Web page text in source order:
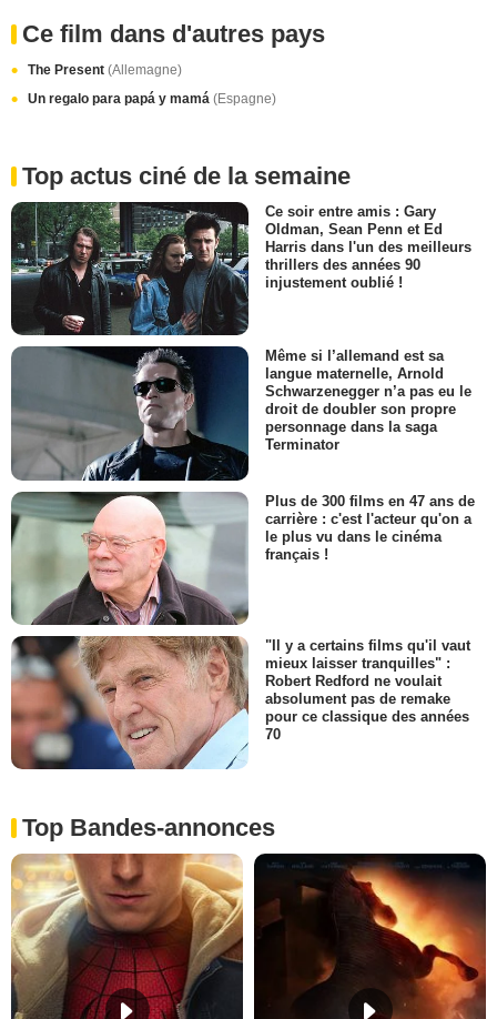
Ce film dans d'autres pays
The Present (Allemagne)
Un regalo para papá y mamá (Espagne)
Top actus ciné de la semaine
Ce soir entre amis : Gary
Oldman, Sean Penn et Ed
Harris dans l'un des meilleurs
thrillers des années 90
injustement oublié !
Même si l’allemand est sa
langue maternelle, Arnold
Schwarzenegger n’a pas eu le
droit de doubler son propre
personnage dans la saga
Terminator
Plus de 300 films en 47 ans de
carrière : c'est l'acteur qu'on a
le plus vu dans le cinéma
français !
"Il y a certains films qu'il vaut
mieux laisser tranquilles" :
Robert Redford ne voulait
absolument pas de remake
pour ce classique des années
70
Top Bandes-annonces